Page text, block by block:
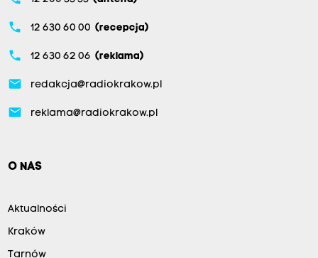
phone 12 630 60 00 (recepcja)
phone 12 630 62 06 (reklama)
email redakcja@radiokrakow.pl
email reklama@radiokrakow.pl
O NAS
Aktualności
Kraków
Tarnów